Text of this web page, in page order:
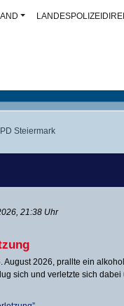
Steiermark
21:38 Uhr
August 2026, prallte ein
sich und verletzte sich dabei